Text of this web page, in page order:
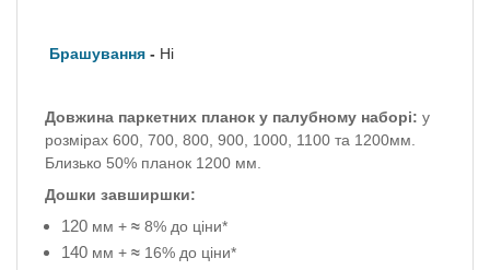
Брашування - Ні
Довжина паркетних планок у палубному наборі: у
розмірах 600, 700, 800, 900, 1000, 1100 та 1200мм.
Близько 50% планок 1200 мм.
Дошки завширшки:
120 мм + ≈ 8% до ціни*
140 мм + ≈ 16% до ціни*